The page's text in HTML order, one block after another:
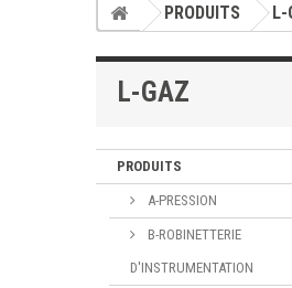
PRODUITS L-
L-GAZ
PRODUITS
A-PRESSION
B-ROBINETTERIE
D'INSTRUMENTATION